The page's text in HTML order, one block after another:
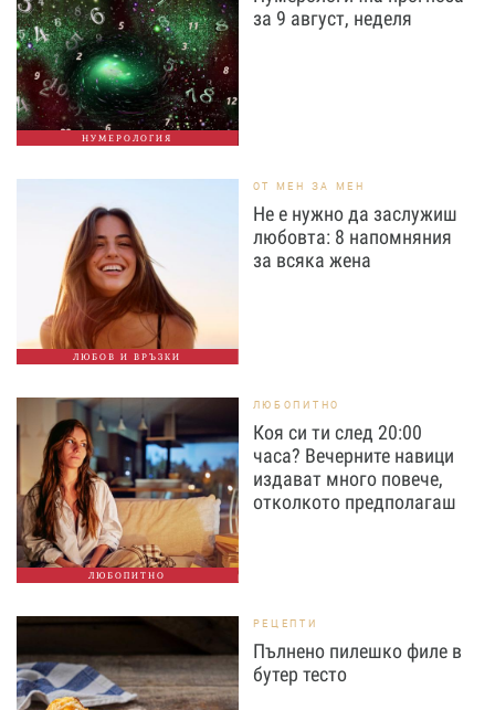
НУМЕРОЛОГИЯ
за 9 август, неделя
ЛЮБОВ И ВРЪЗКИ
ОТ МЕН ЗА МЕН
Не е нужно да заслужиш
любовта: 8 напомняния
за всяка жена
ЛЮБОПИТНО
ЛЮБОПИТНО
Коя си ти след 20:00
часа? Вечерните навици
издават много повече,
отколкото предполагаш
РЕЦЕПТИ
Пълнено пилешко филе в
бутер тесто